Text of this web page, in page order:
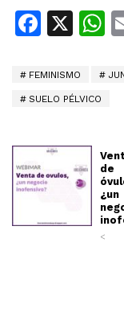
X
FEMINISMO
SUELO PÉLVICO
de
¿un
<